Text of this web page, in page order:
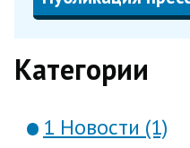
Категории
1 Новости (1)